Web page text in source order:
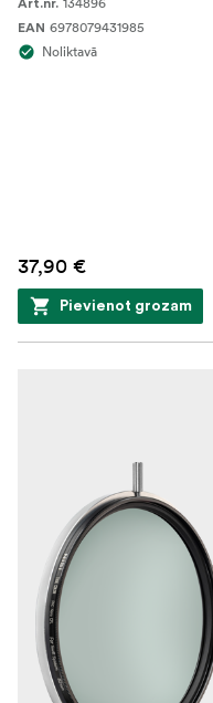
Art.nr.
EAN 6978079431985
Noliktavā
37,90 €
Pievienot grozam